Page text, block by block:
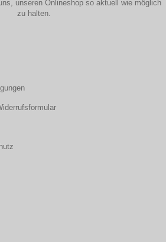
unseren Onlineshop so aktuell wie möglich
zu halten.